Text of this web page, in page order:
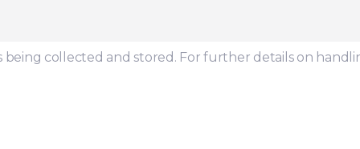
collected and stored. For further details on